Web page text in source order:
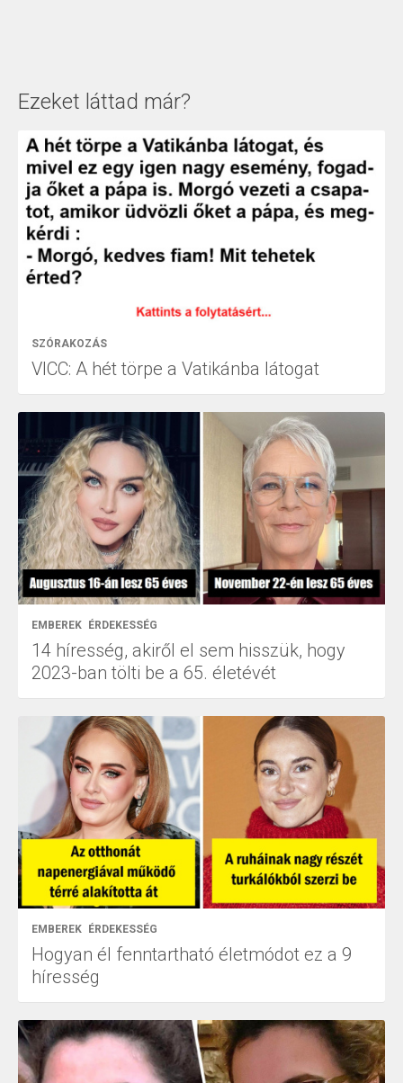
Ezeket láttad már?
SZÓRAKOZÁS
VICC: A hét törpe a Vatikánba látogat
EMBEREK ÉRDEKESSÉG
14 híresség, akiről el sem hisszük, hogy
2023-ban tölti be a 65. életévét
EMBEREK ÉRDEKESSÉG
Hogyan él fenntartható életmódot ez a 9
híresség